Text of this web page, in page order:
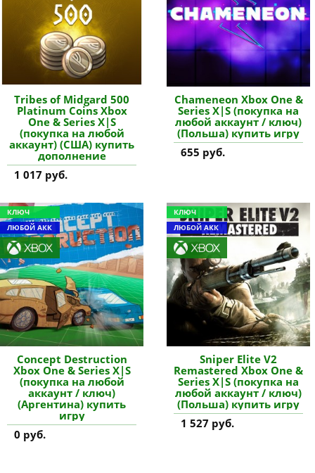
Tribes of Midgard 500
Platinum Coins Xbox
One & Series X|S
(покупка на любой
аккаунт) (США) купить
дополнение
1 017 руб.
Chameneon Xbox One &
Series X|S (покупка на
любой аккаунт / ключ)
(Польша) купить игру
655 руб.
КЛЮЧ
ЛЮБОЙ АКК
Concept Destruction
Xbox One & Series X|S
(покупка на любой
аккаунт / ключ)
(Аргентина) купить
игру
0 руб.
КЛЮЧ
ЛЮБОЙ АКК
Sniper Elite V2
Remastered Xbox One &
Series X|S (покупка на
любой аккаунт / ключ)
(Польша) купить игру
1 527 руб.